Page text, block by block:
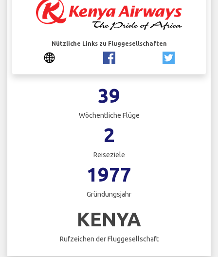
Nützliche Links zu Fluggesellschaften
39
Wöchentliche Flüge
2
Reiseziele
1977
Gründungsjahr
KENYA
Rufzeichen der Fluggesellschaft